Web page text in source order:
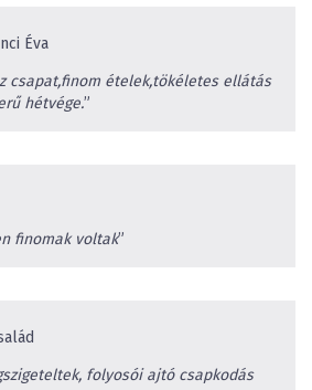
Éva
csapat,finom ételek,tökéletes ellátás
hétvége.”
finomak voltak”
folyosói ajtó csapkodás